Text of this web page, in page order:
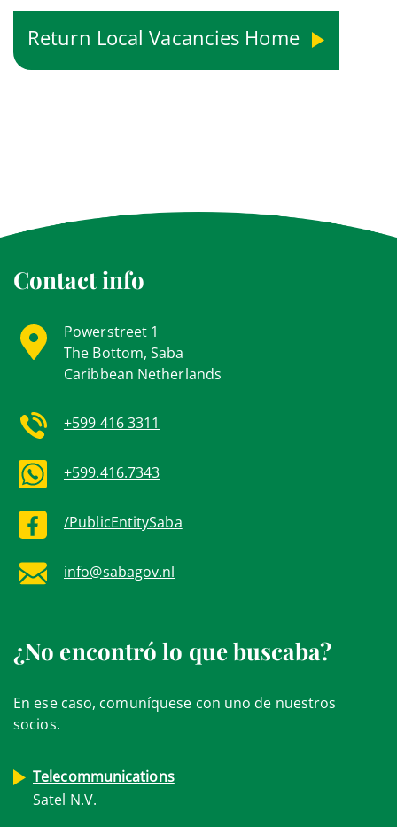
Return Local Vacancies Home
Contact info
Powerstreet 1
The Bottom, Saba
Caribbean Netherlands
+599 416 3311
+599.416.7343
/PublicEntitySaba
info@sabagov.nl
¿No encontró lo que buscaba?
En ese caso, comuníquese con uno de nuestros
socios.
Telecommunications
Satel N.V.